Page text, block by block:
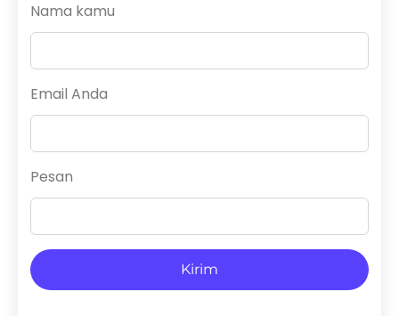
Nama kamu
Email Anda
Pesan
Kirim